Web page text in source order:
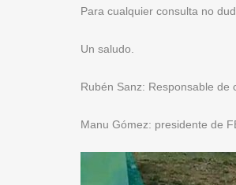
Para cualquier consulta no
Un saludo.
Rubén Sanz: Responsable de
Manu Gómez: presidente de